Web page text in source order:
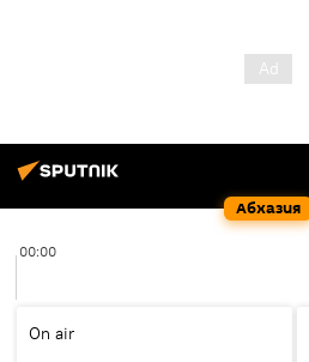
Абхазия
00:00
On air